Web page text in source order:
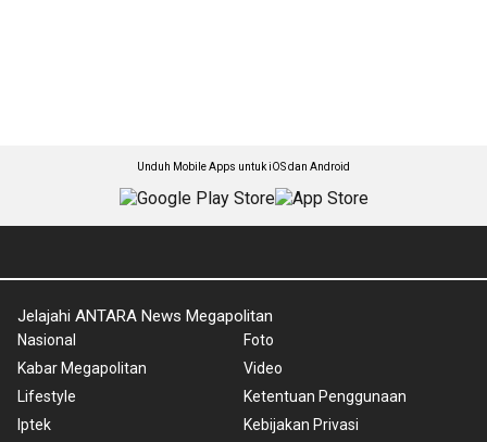
Unduh Mobile Apps untuk iOS dan Android
Jelajahi ANTARA News Megapolitan
Nasional
Kabar Megapolitan
Lifestyle
Iptek
Foto
Video
Ketentuan Penggunaan
Kebijakan Privasi